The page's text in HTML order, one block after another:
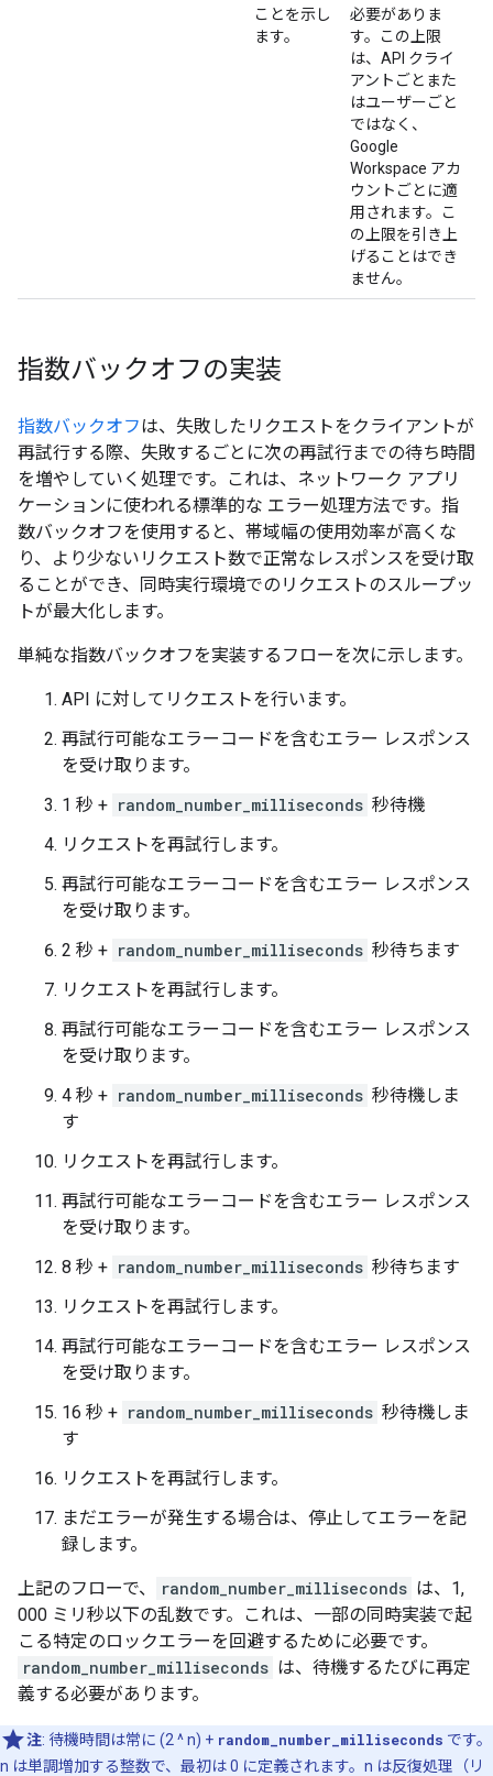
ことを示し
ます。
必要がありま
す。この上限
は、API クライ
アントごとまた
はユーザーごと
ではなく、
Google
Workspace アカ
ウントごとに適
用されます。こ
の上限を引き上
げることはでき
ません。
指数バックオフの実装
指数バックオフは、失敗したリクエストをクライアントが
再試行する際、失敗するごとに次の再試行までの待ち時間
を増やしていく処理です。これは、ネットワーク アプリ
ケーションに使われる標準的な エラー処理方法です。指
数バックオフを使用すると、帯域幅の使用効率が高くな
り、より少ないリクエスト数で正常なレスポンスを受け取
ることができ、同時実行環境でのリクエストのスループッ
トが最大化します。
単純な指数バックオフを実装するフローを次に示します。
API に対してリクエストを行います。
再試行可能なエラーコードを含むエラー レスポンス
を受け取ります。
1 秒 + random_number_milliseconds 秒待機
リクエストを再試行します。
再試行可能なエラーコードを含むエラー レスポンス
を受け取ります。
2 秒 + random_number_milliseconds 秒待ちます
リクエストを再試行します。
再試行可能なエラーコードを含むエラー レスポンス
を受け取ります。
4 秒 + random_number_milliseconds 秒待機しま
す
リクエストを再試行します。
再試行可能なエラーコードを含むエラー レスポンス
を受け取ります。
8 秒 + random_number_milliseconds 秒待ちます
リクエストを再試行します。
再試行可能なエラーコードを含むエラー レスポンス
を受け取ります。
16 秒 + random_number_milliseconds 秒待機しま
す
リクエストを再試行します。
まだエラーが発生する場合は、停止してエラーを記
録します。
上記のフローで、 random_number_milliseconds は、1,
000 ミリ秒以下の乱数です。これは、一部の同時実装で起
こる特定のロックエラーを回避するために必要です。
random_number_milliseconds は、待機するたびに再定
義する必要があります。
注: 待機時間は常に (2 ^ n) + random_number_milliseconds です。
n は単調増加する整数で、最初は 0 に定義されます。n は反復処理（リ